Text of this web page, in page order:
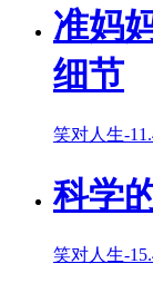
准妈
细节
笑对人生-
科学
笑对人生-